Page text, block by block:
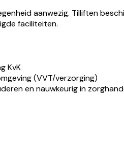
aanwezig. Tilliften
faciliteiten.
KvK
(VVT/verzorging)
en nauwkeurig in